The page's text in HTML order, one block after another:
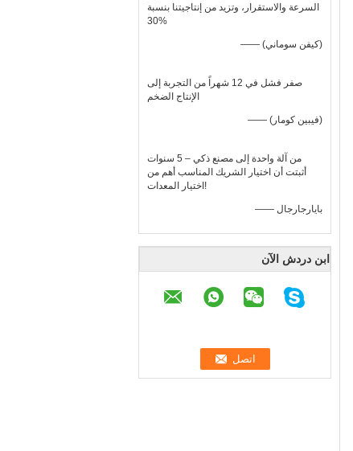
السرعة والاستقرار، وتزيد من إنتاجيتنا بنسبة
30%
—— (كيفن سوماني)
صفر فشل في 12 شهراً من التجربة إلى
الإنتاج الضخم
—— (فيبين كومار)
من آلة واحدة إلى مصنع ذكي – 5 سنوات
أثبتت أن اختيار الشريك المناسب أهم من
اختيار المعدات!
—— بايارجارجال
ابن دردش الآن